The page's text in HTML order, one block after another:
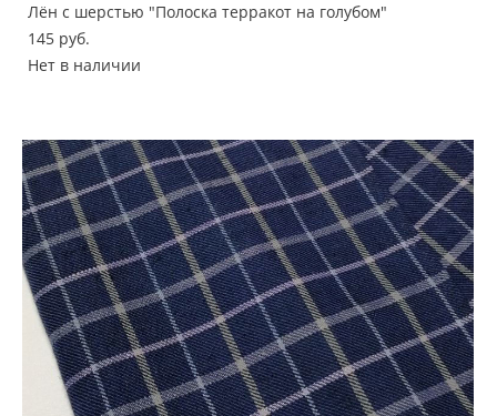
Лён с шерстью "Полоска терракот на голубом"
145 pуб.
Нет в наличии